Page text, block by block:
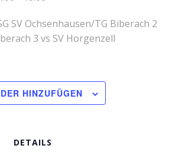
SV Ochsenhausen/TG Biberach 2
3 vs SV Horgenzell
HINZUFÜGEN
DETAILS